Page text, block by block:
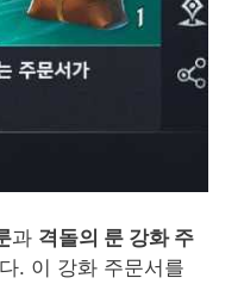
과 격돌의 룬 강화 주
. 이 강화 주문서를